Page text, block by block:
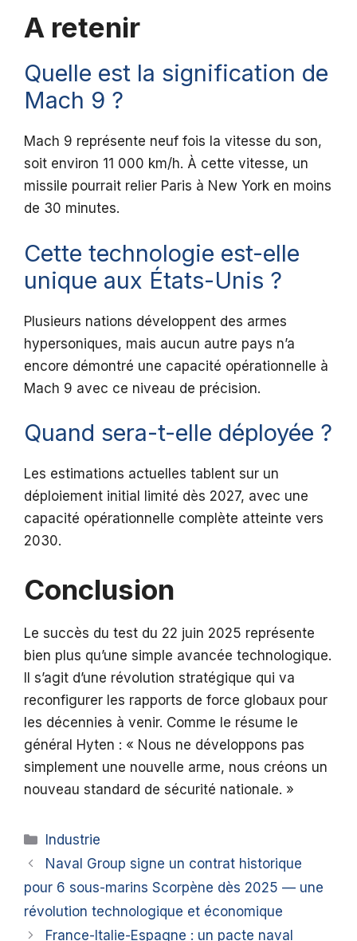
A retenir
Quelle est la signification de
Mach 9 ?
Mach 9 représente neuf fois la vitesse du son,
soit environ 11 000 km/h. À cette vitesse, un
missile pourrait relier Paris à New York en moins
de 30 minutes.
Cette technologie est-elle
unique aux États-Unis ?
Plusieurs nations développent des armes
hypersoniques, mais aucun autre pays n’a
encore démontré une capacité opérationnelle à
Mach 9 avec ce niveau de précision.
Quand sera-t-elle déployée ?
Les estimations actuelles tablent sur un
déploiement initial limité dès 2027, avec une
capacité opérationnelle complète atteinte vers
2030.
Conclusion
Le succès du test du 22 juin 2025 représente
bien plus qu’une simple avancée technologique.
Il s’agit d’une révolution stratégique qui va
reconfigurer les rapports de force globaux pour
les décennies à venir. Comme le résume le
général Hyten : « Nous ne développons pas
simplement une nouvelle arme, nous créons un
nouveau standard de sécurité nationale. »
Catégories
Industrie
Naval Group signe un contrat historique
pour 6 sous-marins Scorpène dès 2025 — une
révolution technologique et économique
France-Italie-Espagne : un pacte naval